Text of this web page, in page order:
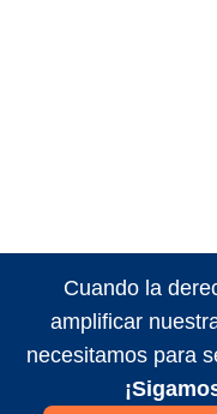
Cuando la
amplificar
necesitamos para